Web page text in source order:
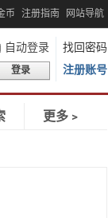
币 注册指南 网站导航
自动登录
找回密码
登录 注册账号
更多﹥